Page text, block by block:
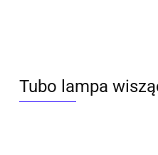
Tubo lampa